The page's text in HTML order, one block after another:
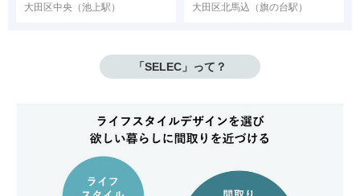
大田区中央 （池上駅）
大田区北馬込 （旗の台駅）
「SELEC」って？